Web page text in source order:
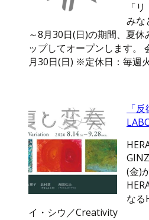
「
みな
～8月30日(日)の期間、夏
ップしてオープンします。
月30日(日) ※定休日：毎週
「
(金)
なる
イ・シウ／Creativity